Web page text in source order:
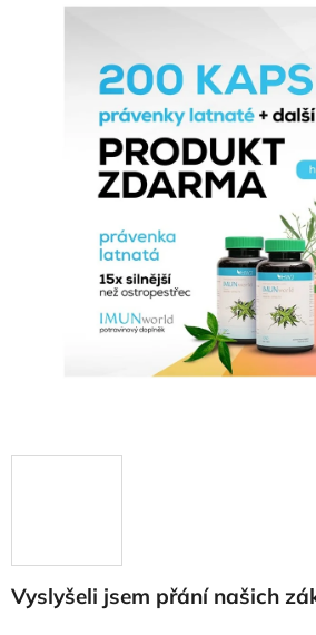
Vyslyšeli jsem přání našich